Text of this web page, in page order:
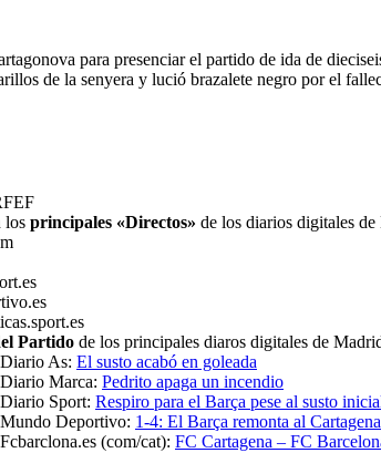
para presenciar el partido de ida de
de la senyera y lució brazalete negro por el
los principales «Directos» de los diarios digitales
Partido de los principales diaros digitales de
As: El susto acabó en goleada
Marca: Pedrito apaga un incendio
Sport: Respiro para el Barça pese al susto
Deportivo: 1-4: El Barça remonta al Cartagena
(com/cat): FC Cartagena – FC